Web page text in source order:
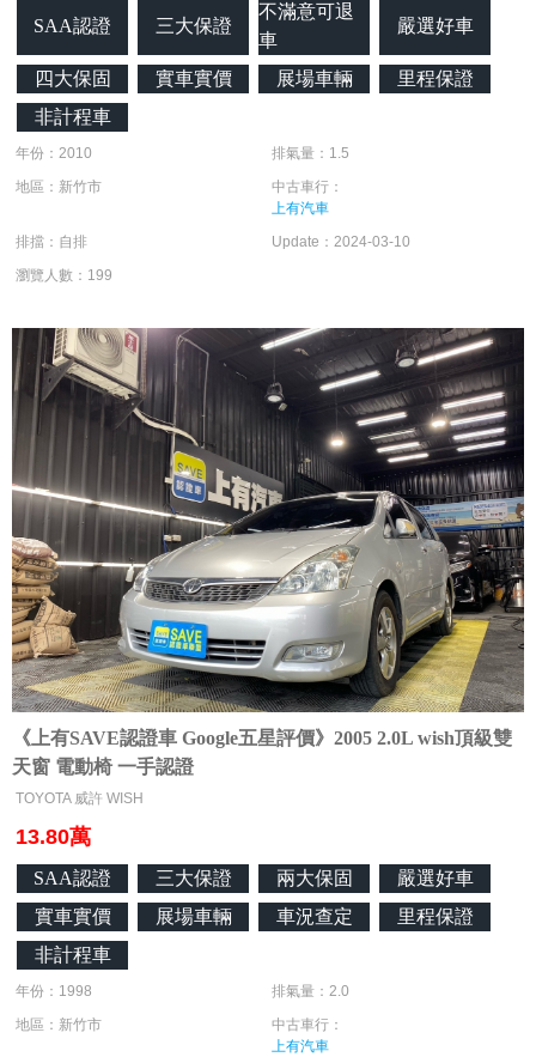
SAA認證 三大保證
不滿意可退
車
嚴選好車
四大保固 實車實價 展場車輛
里程保證
非計程車
年份：2010
排氣量：1.5
地區：新竹市
中古車行：
上有汽車
排擋：自排
Update：2024-03-10
瀏覽人數：199
《上有SAVE認證車 Google五星評價》2005 2.0L wish頂級雙
天窗 電動椅 一手認證
TOYOTA 威許 WISH
13.80萬
SAA認證 三大保證 兩大保固
嚴選好車
實車實價
展場車輛 車況查定
里程保證
非計程車
年份：1998
排氣量：2.0
地區：新竹市
中古車行：
上有汽車